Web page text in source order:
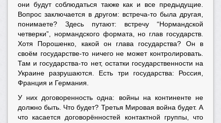
они будут соблюдаться также как и все предыдущие.
Вопрос заключается в другом: встреча-то была другая,
понимаете? Здесь путают: встречу “Нормандской
четверки”, нормандского формата, но глав государств.
Хотя Порошенко, какой он глава государства? Он в
своём государстве-то ничего не может контролировать.
Там и государства-то нет, остатки государственности на
Украине разрушаются. Есть три государства: Россия,
Франция и Германия.
У них договоренность одна: войны на континенте не
должно быть. Что будет? Третья Мировая война будет. А
что касается договорённостей контактной группы, что